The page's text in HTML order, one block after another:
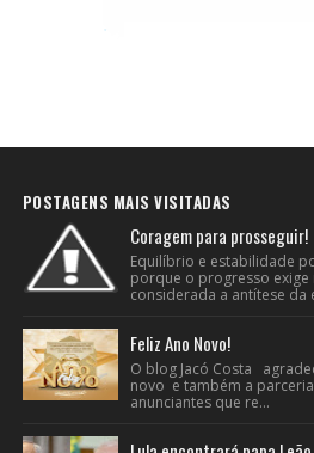
POSTAGENS MAIS VISITADAS
Coragem para prosseguir!
Equilíbrio e estabilidade
porque o progresso exige
considerada a antítese da
Feliz Ano Novo!
O blog Jacó Costa
novo e também a
anunciantes que re...